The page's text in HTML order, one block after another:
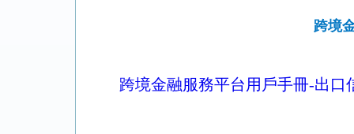
跨境
跨境金融服務平台用戶手冊-出